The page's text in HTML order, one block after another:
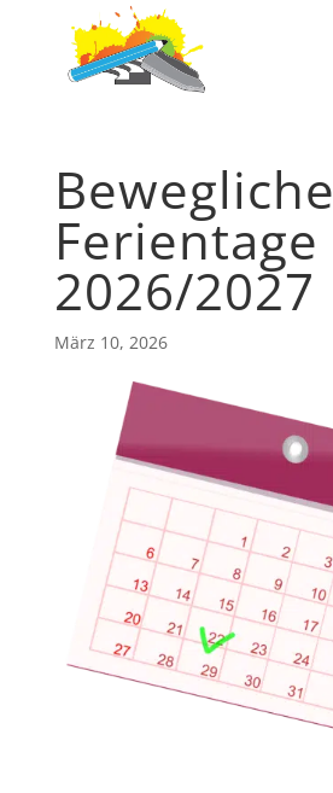
Bewegliche
Ferientage
2026/2027
März 10, 2026